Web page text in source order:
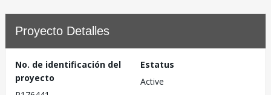
Proyecto Detalles
No. de identificación del
proyecto
Estatus
Active